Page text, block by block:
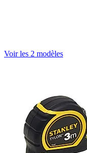
Voir les 2 modèles